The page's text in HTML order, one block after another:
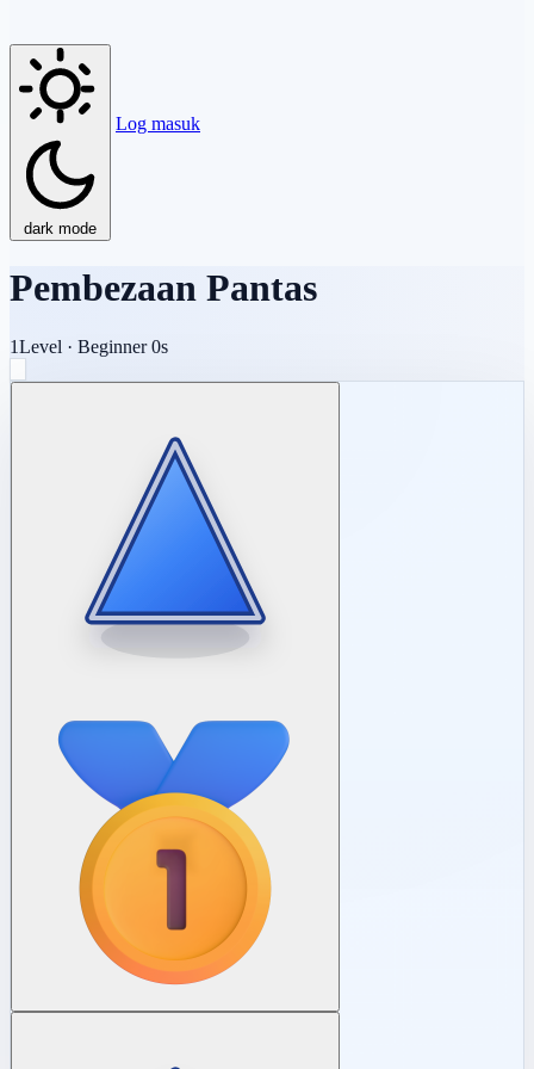
dark mode
Log masuk
Pembezaan Pantas
1Level · Beginner 0s